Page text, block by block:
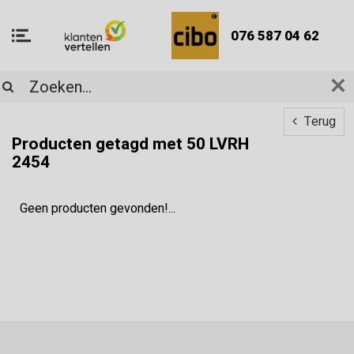
076 587 04 62
Terug
Producten getagd met 50 LVRH
2454
Geen producten gevonden!...